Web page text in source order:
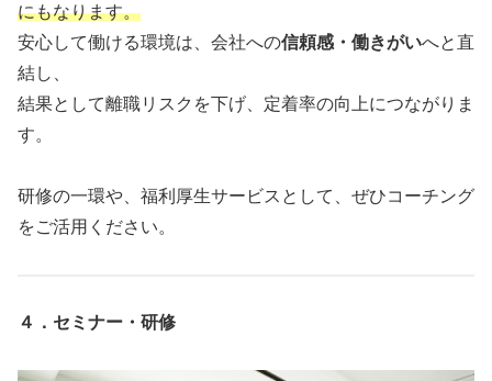
にもなります。
安心して働ける環境は、会社への信頼感・働きがいへと直
結し、
結果として離職リスクを下げ、定着率の向上につながりま
す。
研修の一環や、福利厚生サービスとして、ぜひコーチング
をご活用ください。
４．セミナー・研修